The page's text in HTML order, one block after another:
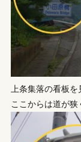
上条集落の看板
ここからは道が狭